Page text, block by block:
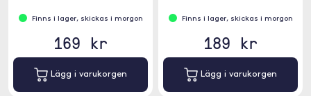
Finns i lager, skickas i morgon
169 kr
Lägg i varukorgen
Finns i lager, skickas i morgon
189 kr
Lägg i varukorgen